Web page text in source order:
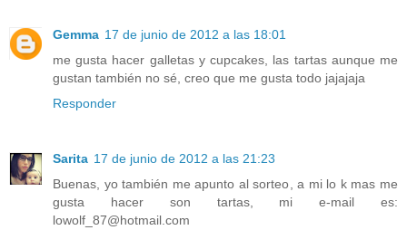
Gemma 17 de junio de 2012 a las 18:01
me gusta hacer galletas y cupcakes, las tartas aunque me
gustan también no sé, creo que me gusta todo jajajaja
Responder
Sarita 17 de junio de 2012 a las 21:23
Buenas, yo también me apunto al sorteo, a mi lo k mas me
gusta hacer son tartas, mi e-mail es:
lowolf_87@hotmail.com